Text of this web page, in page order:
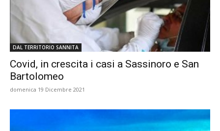
DAL TERRITORIO SANNITA
Covid, in crescita i casi a Sassinoro e San
Bartolomeo
domenica 19 Dicembre 2021